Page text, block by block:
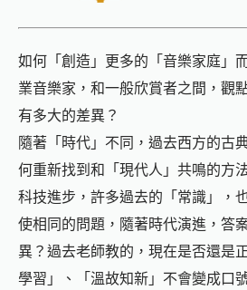
如何「創造」更多的「音樂家庭」
業音樂家，和一般欣賞者之間，觀
有多大的差異？
隨著「時代」不同，過去西方的古
何重新找到和「現代人」共鳴的方
科技進步，許多過去的「常識」，
使相同的問題，隨著時代演進，答
異？過去老師教的，現在是否還是
學習」、「溫故知新」不會變成口